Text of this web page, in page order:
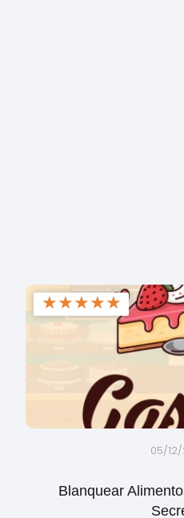
★★★★★
05/
Blanquear